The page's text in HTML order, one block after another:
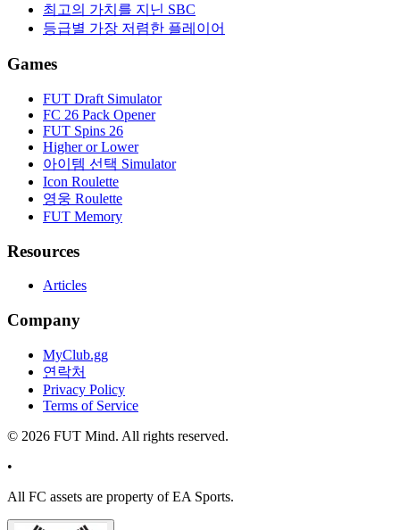
최고의 가치를 지닌 SBC
등급별 가장 저렴한 플레이어
Games
FUT Draft Simulator
FC 26 Pack Opener
FUT Spins 26
Higher or Lower
아이템 선택 Simulator
Icon Roulette
영웅 Roulette
FUT Memory
Resources
Articles
Company
MyClub.gg
연락처
Privacy Policy
Terms of Service
© 2026 FUT Mind. All rights reserved.
•
All FC assets are property of EA Sports.